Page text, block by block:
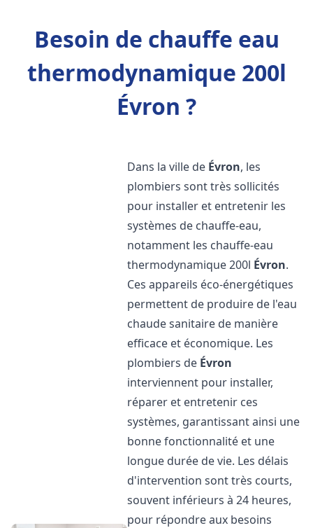
Besoin de chauffe eau
thermodynamique 200l
Évron ?
Dans la ville de Évron, les
plombiers sont très sollicités
pour installer et entretenir les
systèmes de chauffe-eau,
notamment les chauffe-eau
thermodynamique 200l Évron.
Ces appareils éco-énergétiques
permettent de produire de l'eau
chaude sanitaire de manière
efficace et économique. Les
plombiers de Évron
interviennent pour installer,
réparer et entretenir ces
systèmes, garantissant ainsi une
bonne fonctionnalité et une
longue durée de vie. Les délais
d'intervention sont très courts,
souvent inférieurs à 24 heures,
pour répondre aux besoins